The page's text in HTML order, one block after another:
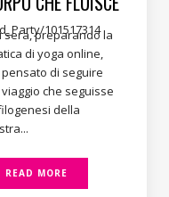
sera, preparando la
di yoga online,
di seguire
che seguisse
della
READ MORE
101517314